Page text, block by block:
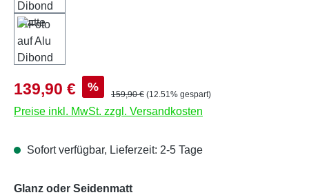
Verkaufspreis:
139,90 € % Regulärer Preis:
159,90 € (12.51% gespart)
Preise inkl. MwSt. zzgl. Versandkosten
Sofort verfügbar, Lieferzeit: 2-5 Tage
Glanz oder Seidenmattauswählen